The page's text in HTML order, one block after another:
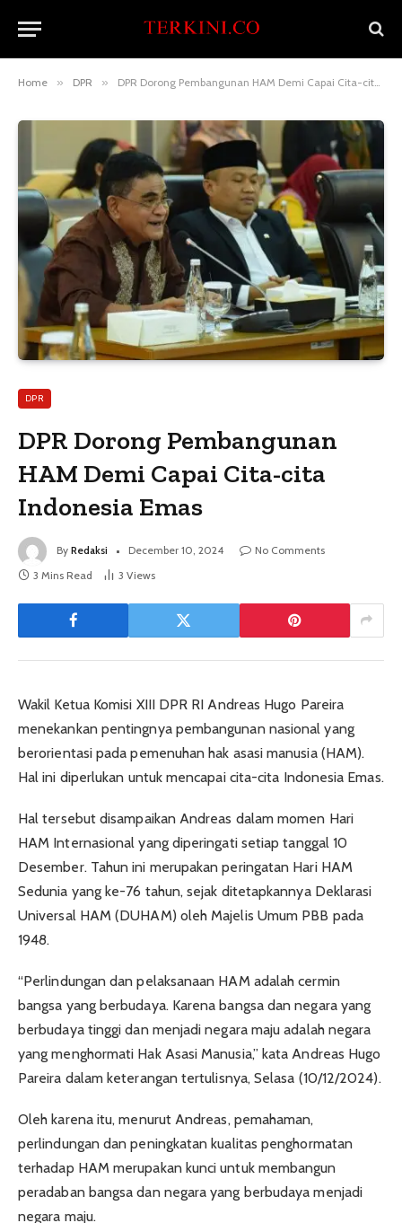
Home » DPR » DPR Dorong Pembangunan HAM Demi Capai Cita-cita Indonesia Emas
DPR
DPR Dorong Pembangunan
HAM Demi Capai Cita-cita
Indonesia Emas
By Redaksi December 10, 2024
No Comments
3 Mins Read
3 Views
Wakil Ketua Komisi XIII DPR RI Andreas Hugo Pareira
menekankan pentingnya pembangunan nasional yang
berorientasi pada pemenuhan hak asasi manusia (HAM).
Hal ini diperlukan untuk mencapai cita-cita Indonesia Emas.
Hal tersebut disampaikan Andreas dalam momen Hari
HAM Internasional yang diperingati setiap tanggal 10
Desember. Tahun ini merupakan peringatan Hari HAM
Sedunia yang ke-76 tahun, sejak ditetapkannya Deklarasi
Universal HAM (DUHAM) oleh Majelis Umum PBB pada
1948.
“Perlindungan dan pelaksanaan HAM adalah cermin
bangsa yang berbudaya. Karena bangsa dan negara yang
berbudaya tinggi dan menjadi negara maju adalah negara
yang menghormati Hak Asasi Manusia,” kata Andreas Hugo
Pareira dalam keterangan tertulisnya, Selasa (10/12/2024).
Oleh karena itu, menurut Andreas, pemahaman,
perlindungan dan peningkatan kualitas penghormatan
terhadap HAM merupakan kunci untuk membangun
peradaban bangsa dan negara yang berbudaya menjadi
negara maju.